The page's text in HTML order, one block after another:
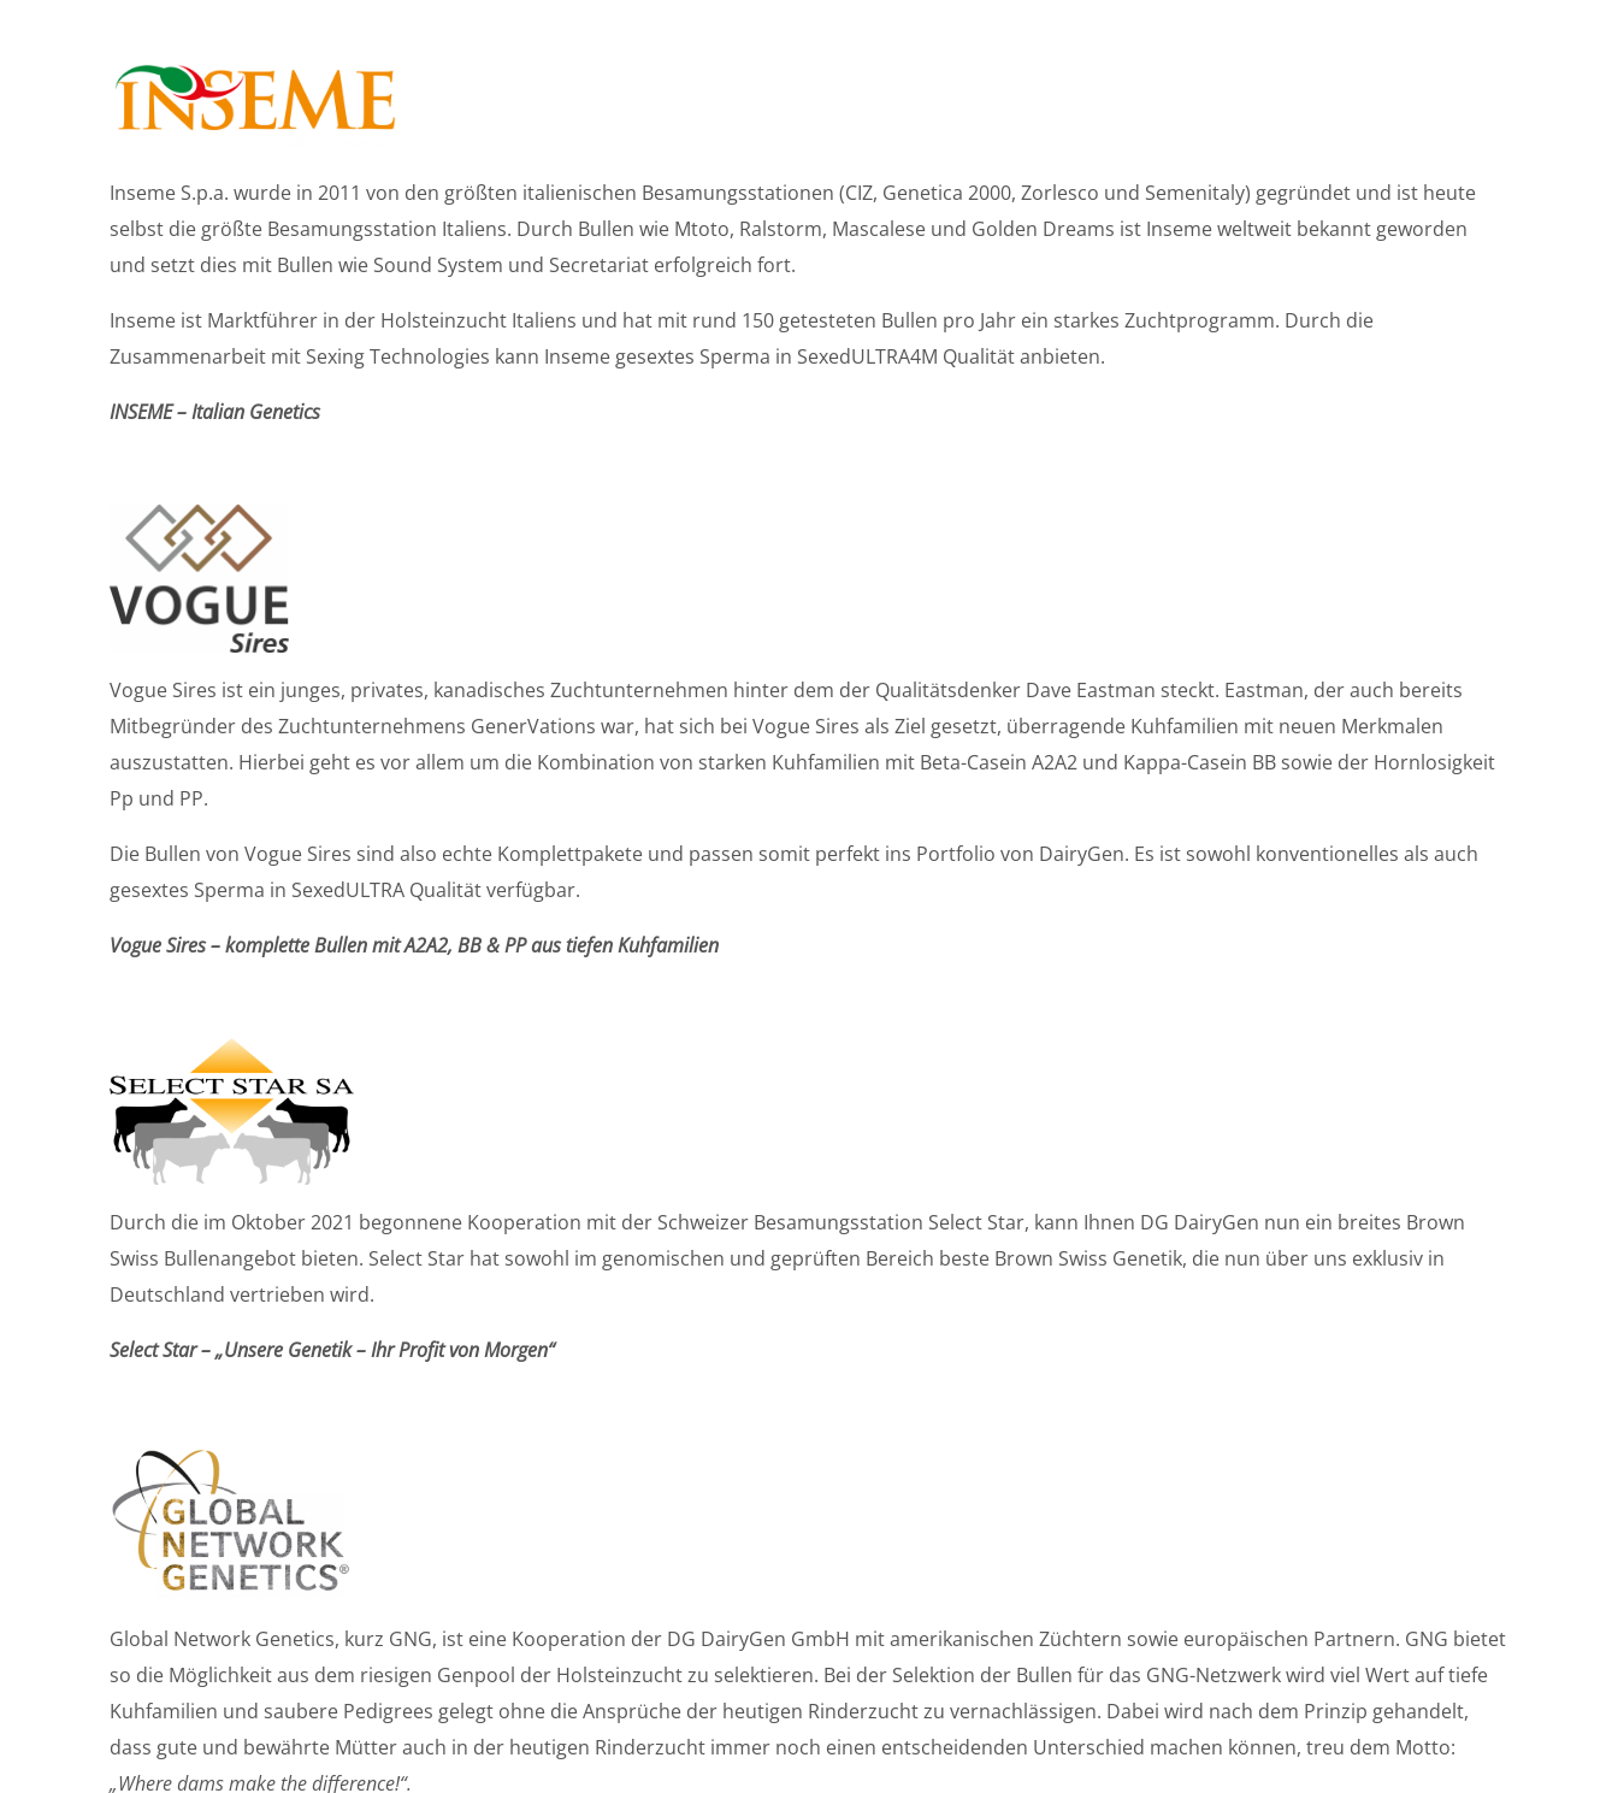
Inseme S.p.a. wurde in 2011 von den größten italienischen Besamungsstationen (CIZ, Genetica 2000, Zorlesco und Semenitaly) gegründet und ist heute
selbst die größte Besamungsstation Italiens. Durch Bullen wie Mtoto, Ralstorm, Mascalese und Golden Dreams ist Inseme weltweit bekannt geworden
und setzt dies mit Bullen wie Sound System und Secretariat erfolgreich fort.
Inseme ist Marktführer in der Holsteinzucht Italiens und hat mit rund 150 getesteten Bullen pro Jahr ein starkes Zuchtprogramm. Durch die
Zusammenarbeit mit Sexing Technologies kann Inseme gesextes Sperma in SexedULTRA4M Qualität anbieten.
INSEME – Italian Genetics
Vogue Sires ist ein junges, privates, kanadisches Zuchtunternehmen hinter dem der Qualitätsdenker Dave Eastman steckt. Eastman, der auch bereits
Mitbegründer des Zuchtunternehmens GenerVations war, hat sich bei Vogue Sires als Ziel gesetzt, überragende Kuhfamilien mit neuen Merkmalen
auszustatten. Hierbei geht es vor allem um die Kombination von starken Kuhfamilien mit Beta-Casein A2A2 und Kappa-Casein BB sowie der Hornlosigkeit
Pp und PP.
Die Bullen von Vogue Sires sind also echte Komplettpakete und passen somit perfekt ins Portfolio von DairyGen. Es ist sowohl konventionelles als auch
gesextes Sperma in SexedULTRA Qualität verfügbar.
Vogue Sires – komplette Bullen mit A2A2, BB & PP aus tiefen Kuhfamilien
Durch die im Oktober 2021 begonnene Kooperation mit der Schweizer Besamungsstation Select Star, kann Ihnen DG DairyGen nun ein breites Brown
Swiss Bullenangebot bieten. Select Star hat sowohl im genomischen und geprüften Bereich beste Brown Swiss Genetik, die nun über uns exklusiv in
Deutschland vertrieben wird.
Select Star – „Unsere Genetik – Ihr Profit von Morgen“
Global Network Genetics, kurz GNG, ist eine Kooperation der DG DairyGen GmbH mit amerikanischen Züchtern sowie europäischen Partnern. GNG bietet
so die Möglichkeit aus dem riesigen Genpool der Holsteinzucht zu selektieren. Bei der Selektion der Bullen für das GNG-Netzwerk wird viel Wert auf tiefe
Kuhfamilien und saubere Pedigrees gelegt ohne die Ansprüche der heutigen Rinderzucht zu vernachlässigen. Dabei wird nach dem Prinzip gehandelt,
dass gute und bewährte Mütter auch in der heutigen Rinderzucht immer noch einen entscheidenden Unterschied machen können, treu dem Motto:
„Where dams make the difference!“.